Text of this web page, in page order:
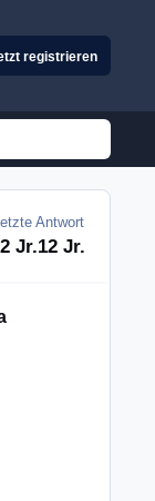
registrieren
Antwort
Jr.12 Jr.